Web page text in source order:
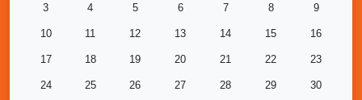
3 4 5 6 7 8 9
10 11 12 13 14 15 16
17 18 19 20 21 22 23
24 25 26 27 28 29 30